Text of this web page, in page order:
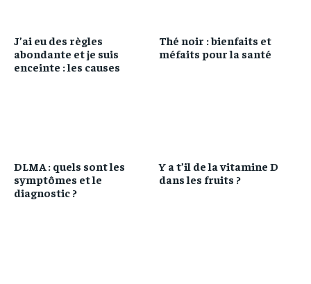
J’ai eu des règles
abondante et je suis
enceinte : les causes
Thé noir : bienfaits et
méfaits pour la santé
DLMA : quels sont les
symptômes et le
diagnostic ?
Y a t’il de la vitamine D
dans les fruits ?